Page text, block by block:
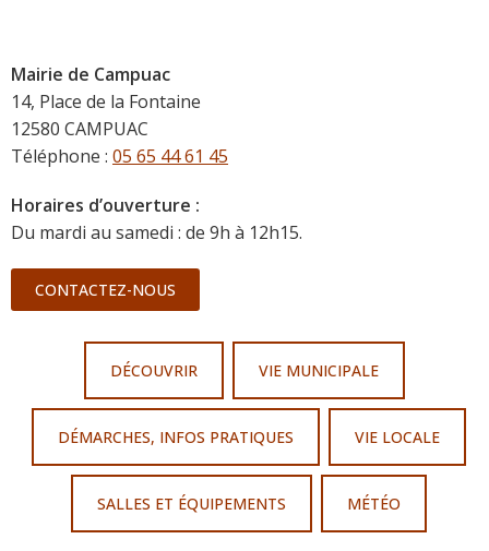
Mairie de Campuac
14, Place de la Fontaine
12580 CAMPUAC
Téléphone : 05 65 44 61 45
Horaires d’ouverture :
Du mardi au samedi : de 9h à 12h15.
CONTACTEZ-NOUS
DÉCOUVRIR VIE MUNICIPALE
DÉMARCHES, INFOS PRATIQUES VIE LOCALE
SALLES ET ÉQUIPEMENTS MÉTÉO